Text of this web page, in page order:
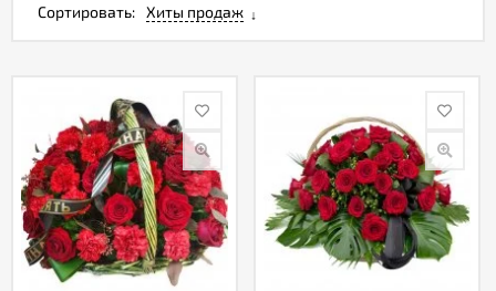
заказ
Публичная
оферта
Политика
конфиденциальности
Сортировать: Хиты продаж